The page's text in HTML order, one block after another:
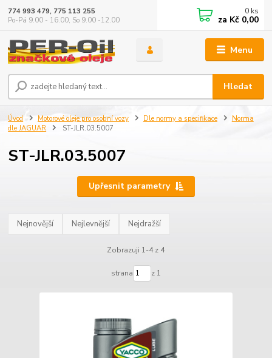
Menu
Hledat
774 993 479, 775 113 255
Po-Pá 9.00 - 16.00, So 9.00 -12.00
0 ks
za Kč 0,00
Úvod Motorové oleje pro osobní vozy Dle normy a specifikace
Norma
dle JAGUAR
ST-JLR.03.5007
ST-JLR.03.5007
Upřesnit parametry
Nejnovější Nejlevnější Nejdražší
Zobrazuji 1-4 z 4
strana z 1